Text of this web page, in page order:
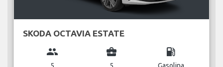
SKODA OCTAVIA ESTATE
group
5
business_center
5
local_gas_station
Gasolina